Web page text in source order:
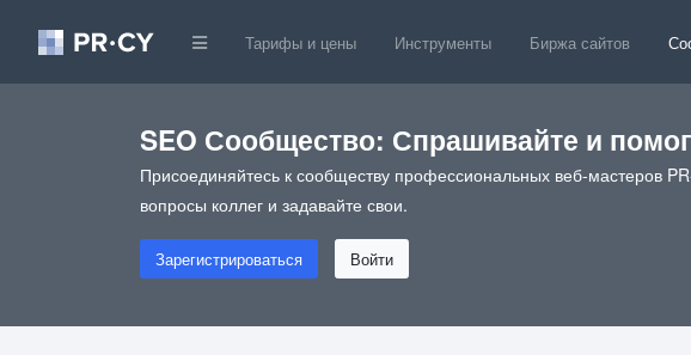
Тарифы и цены Инструменты Биржа сайтов
SEO Сообщество: Спрашивайте и
Присоединяйтесь к сообществу профессиональных веб-мастеров
вопросы коллег и задавайте свои.
Зарегистрироваться Войти